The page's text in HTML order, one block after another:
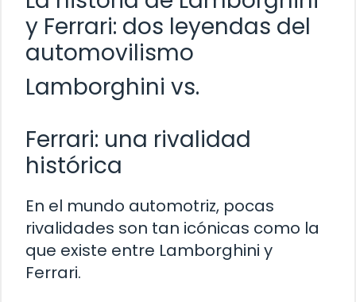
y Ferrari: dos leyendas del
automovilismo
Lamborghini vs.
Ferrari: una rivalidad
histórica
En el mundo automotriz, pocas
rivalidades son tan icónicas como la
que existe entre Lamborghini y
Ferrari.